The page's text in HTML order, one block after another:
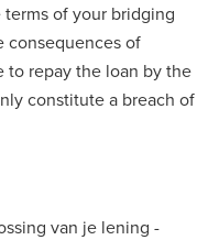
of your bridging
consequences of
to repay the loan by the
constitute a breach of
van je lening -